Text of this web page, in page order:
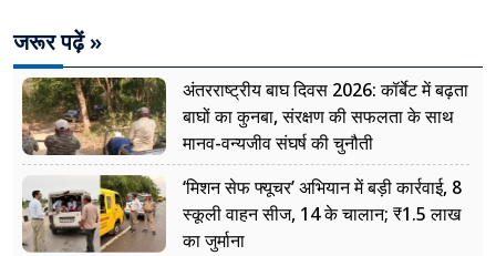
जरूर पढ़ें »
अंतरराष्ट्रीय बाघ दिवस 2026: कॉर्बेट में बढ़ता
बाघों का कुनबा, संरक्षण की सफलता के साथ
मानव-वन्यजीव संघर्ष की चुनौती
‘मिशन सेफ फ्यूचर’ अभियान में बड़ी कार्रवाई, 8
स्कूली वाहन सीज, 14 के चालान; ₹1.5 लाख
का जुर्माना